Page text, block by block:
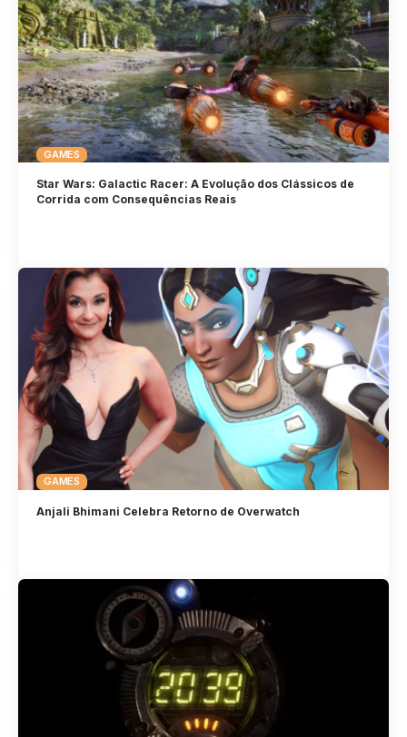
GAMES
Star Wars: Galactic Racer: A Evolução dos Clássicos de
Corrida com Consequências Reais
GAMES
Anjali Bhimani Celebra Retorno de Overwatch